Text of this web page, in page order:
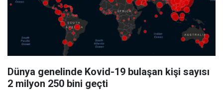
Dünya genelinde Kovid-19 bulaşan kişi sayısı
2 milyon 250 bini geçti